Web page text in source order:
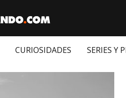
CURIOSIDADES SERIES Y